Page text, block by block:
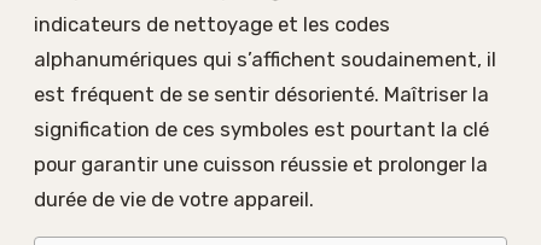
indicateurs de nettoyage et les codes
alphanumériques qui s’affichent soudainement, il
est fréquent de se sentir désorienté. Maîtriser la
signification de ces symboles est pourtant la clé
pour garantir une cuisson réussie et prolonger la
durée de vie de votre appareil.